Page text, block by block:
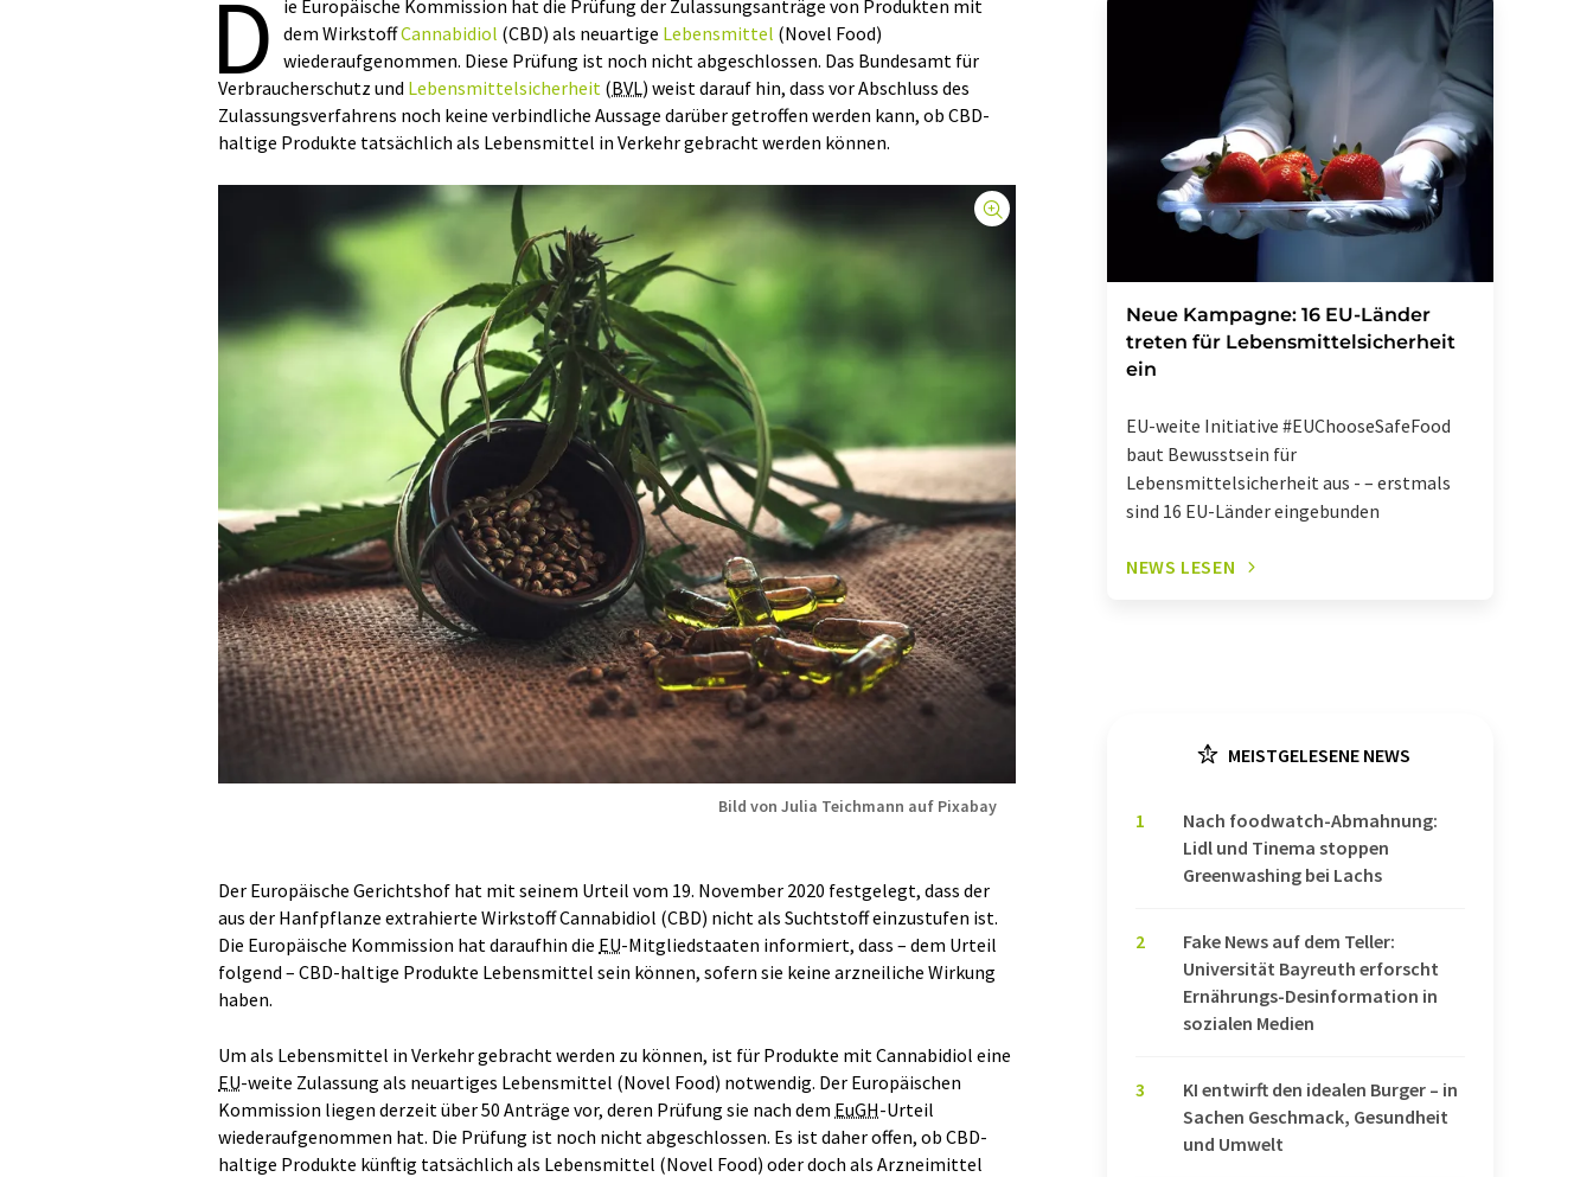
D
ie Europäische Kommission hat die Prüfung der Zulassungsanträge von Produkten mit
dem WirkstoffCannabidiol (CBD) als neuartige Lebensmittel (Novel Food)
wiederaufgenommen. Diese Prüfung ist noch nicht abgeschlossen. Das Bundesamt für
Verbraucherschutz und Lebensmittelsicherheit (BVL) weist darauf hin, dass vor Abschluss des
Zulassungsverfahrens noch keine verbindliche Aussage darüber getroffen werden kann, ob CBD-
haltige Produkte tatsächlich als Lebensmittel in Verkehr gebracht werden können.
Bild von Julia Teichmann auf Pixabay
Der Europäische Gerichtshof hat mit seinem Urteil vom 19. November 2020 festgelegt, dass der
aus der Hanfpflanze extrahierte Wirkstoff Cannabidiol (CBD) nicht als Suchtstoff einzustufen ist.
Die Europäische Kommission hat daraufhin die EU-Mitgliedstaaten informiert, dass – dem Urteil
folgend – CBD-haltige Produkte Lebensmittel sein können, sofern sie keine arzneiliche Wirkung
haben.
Um als Lebensmittel in Verkehr gebracht werden zu können, ist für Produkte mit Cannabidiol eine
EU-weite Zulassung als neuartiges Lebensmittel (Novel Food) notwendig. Der Europäischen
Kommission liegen derzeit über 50 Anträge vor, deren Prüfung sie nach dem EuGH-Urteil
wiederaufgenommen hat. Die Prüfung ist noch nicht abgeschlossen. Es ist daher offen, ob CBD-
haltige Produkte künftig tatsächlich als Lebensmittel (Novel Food) oder doch als Arzneimittel
Neue Kampagne: 16 EU-Länder
treten für Lebensmittelsicherheit
ein
EU-weite Initiative #EUChooseSafeFood
baut Bewusstsein für
Lebensmittelsicherheit aus - – erstmals
sind 16 EU-Länder eingebunden
NEWS LESEN
MEISTGELESENE NEWS
1
Nach foodwatch-Abmahnung:
Lidl und Tinema stoppen
Greenwashing bei Lachs
2
Fake News auf dem Teller:
Universität Bayreuth erforscht
Ernährungs-Desinformation in
sozialen Medien
3
KI entwirft den idealen Burger – in
Sachen Geschmack, Gesundheit
und Umwelt